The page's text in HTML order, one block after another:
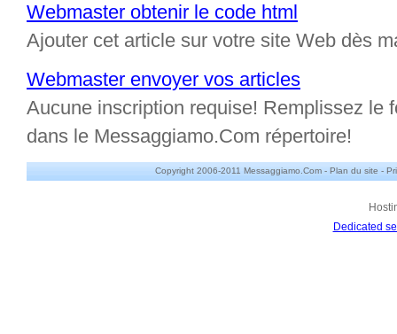
Webmaster obtenir le code html
Ajouter cet article sur votre site Web dès
Webmaster envoyer vos articles
Aucune inscription requise! Remplissez le
dans le Messaggiamo.Com répertoire!
Copyright 2006-2011 Messaggiamo.Com - Plan du site -
Dedicated